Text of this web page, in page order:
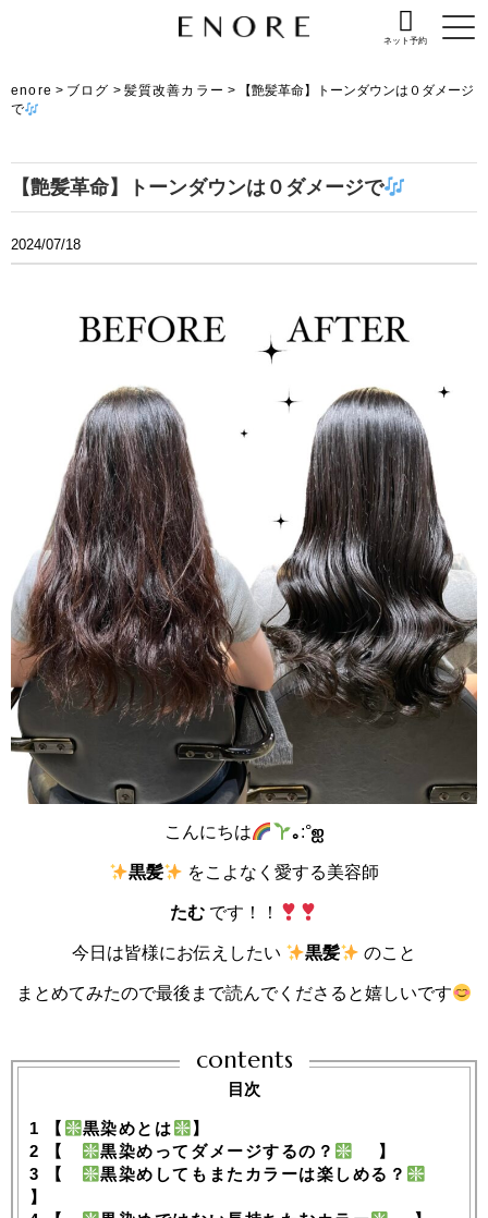
ネット予約
enore > ブログ > 髪質改善カラー >
【艶髪革命】トーンダウンは０ダメージ
で
【艶髪革命】トーンダウンは０ダメージで
2024/07/18
こんにちは ｡:°ஐ
黒髪 をこよなく愛する美容師
たむです！！
今日は皆様にお伝えしたい 黒髪 のこと
まとめてみたので最後まで読んでくださると嬉しいです
contents
目次
1 【 黒染めとは
】
2 【 黒染めってダメージするの？
】
3 【
黒染めしてもまたカラーは楽しめる？
】